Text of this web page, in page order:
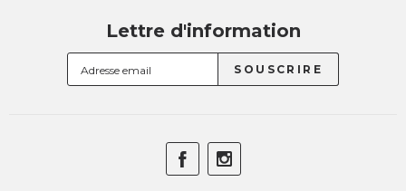
Lettre d'information